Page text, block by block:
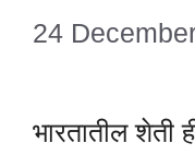
24
भारतातील शेती